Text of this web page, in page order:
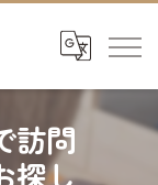
訪問
探し